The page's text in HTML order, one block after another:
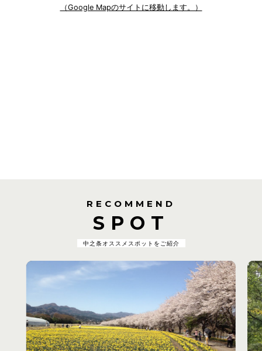
（Google Mapのサイトに移動します。）
RECOMMEND
SPOT
中之条オススメスポットをご紹介